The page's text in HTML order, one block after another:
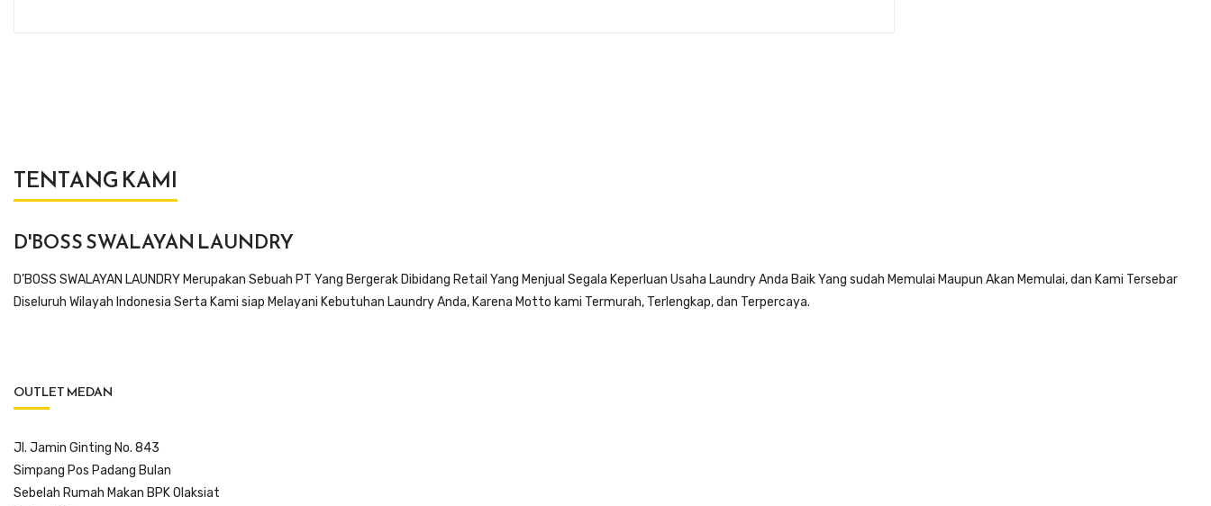
TENTANG KAMI
D'BOSS SWALAYAN LAUNDRY
D’BOSS SWALAYAN LAUNDRY Merupakan Sebuah PT Yang Bergerak Dibidang Retail Yang Menjual Segala Keperluan Usaha Laundry Anda Baik Yang sudah Memulai Maupun Akan Memulai, dan Kami Tersebar
Diseluruh Wilayah Indonesia Serta Kami siap Melayani Kebutuhan Laundry Anda, Karena Motto kami Termurah, Terlengkap, dan Terpercaya.
OUTLET MEDAN
Jl. Jamin Ginting No. 843
Simpang Pos Padang Bulan
Sebelah Rumah Makan BPK Olaksiat